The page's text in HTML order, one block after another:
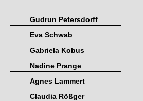
Gudrun Petersdorff
Eva Schwab
Gabriela Kobus
Nadine Prange
Agnes Lammert
Claudia Rößger